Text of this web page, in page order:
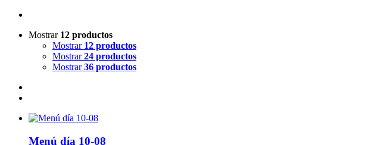
Mostrar 12 productos
Mostrar 12 productos
Mostrar24 productos
Mostrar36 productos
Menú día 10-08